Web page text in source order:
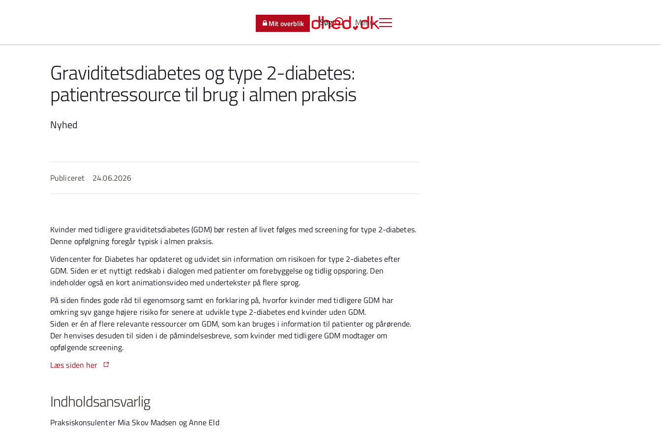
Menu
Søg
Mit overblik
Graviditetsdiabetes og type 2-diabetes:
patientressource til brug i almen praksis
Nyhed
Publiceret 24.06.2026
Kvinder med tidligere graviditetsdiabetes (GDM) bør resten af livet følges med screening for type 2-diabetes.
Denne opfølgning foregår typisk i almen praksis.
Videncenter for Diabetes har opdateret og udvidet sin information om risikoen for type 2-diabetes efter
GDM. Siden er et nyttigt redskab i dialogen med patienter om forebyggelse og tidlig opsporing. Den
indeholder også en kort animationsvideo med undertekster på flere sprog.
På siden findes gode råd til egenomsorg samt en forklaring på, hvorfor kvinder med tidligere GDM har
omkring syv gange højere risiko for senere at udvikle type 2-diabetes end kvinder uden GDM.
Siden er én af flere relevante ressourcer om GDM, som kan bruges i information til patienter og pårørende.
Der henvises desuden til siden i de påmindelsesbreve, som kvinder med tidligere GDM modtager om
opfølgende screening.
Læs siden her
Indholdsansvarlig
Praksiskonsulenter Mia Skov Madsen og Anne Eld